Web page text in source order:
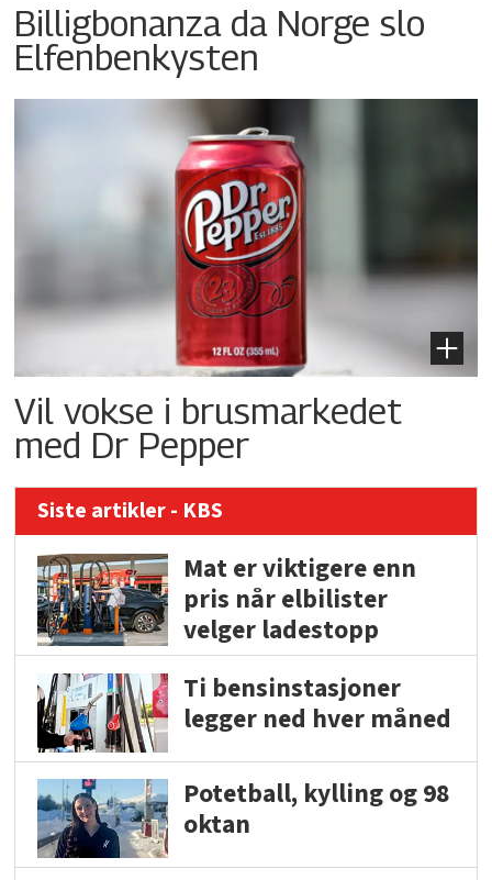
Billigbonanza da Norge slo
Elfenbenkysten
Vil vokse i brusmarkedet
med Dr Pepper
Siste artikler - KBS
Mat er viktigere enn
pris når elbilister
velger ladestopp
Ti bensinstasjoner
legger ned hver måned
Potetball, kylling og 98
oktan